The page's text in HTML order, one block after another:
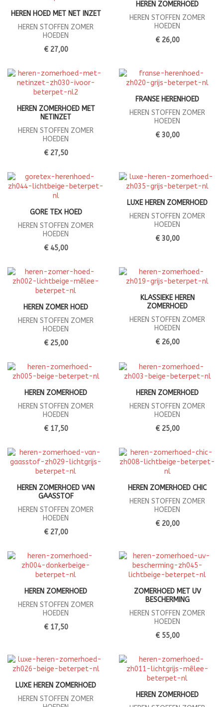
HEREN HOED MET NET INZET
HEREN STOFFEN ZOMER
HOEDEN
€ 27,00
HEREN ZOMERHOED
HEREN STOFFEN ZOMER
HOEDEN
€ 26,00
HEREN ZOMERHOED MET
NETINZET
HEREN STOFFEN ZOMER
HOEDEN
€ 27,50
FRANSE HERENHOED
HEREN STOFFEN ZOMER
HOEDEN
€ 30,00
GORE TEX HOED
HEREN STOFFEN ZOMER
HOEDEN
€ 45,00
LUXE HEREN ZOMERHOED
HEREN STOFFEN ZOMER
HOEDEN
€ 30,00
HEREN ZOMER HOED
HEREN STOFFEN ZOMER
HOEDEN
€ 25,00
KLASSIEKE HEREN
ZOMERHOED
HEREN STOFFEN ZOMER
HOEDEN
€ 26,00
HEREN ZOMERHOED
HEREN STOFFEN ZOMER
HOEDEN
€ 17,50
HEREN ZOMERHOED
HEREN STOFFEN ZOMER
HOEDEN
€ 25,00
HEREN ZOMERHOED VAN
GAASSTOF
HEREN STOFFEN ZOMER
HOEDEN
€ 27,00
HEREN ZOMERHOED CHIC
HEREN STOFFEN ZOMER
HOEDEN
€ 20,00
HEREN ZOMERHOED
HEREN STOFFEN ZOMER
HOEDEN
€ 17,50
ZOMERHOED MET UV
BESCHERMING
HEREN STOFFEN ZOMER
HOEDEN
€ 55,00
LUXE HEREN ZOMERHOED
HEREN STOFFEN ZOMER
HEREN ZOMERHOED